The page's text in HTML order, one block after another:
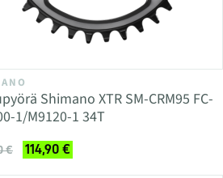
Shimano XTR SM-CRM95 FC-
1/M9120-1 34T
€ 114,90 €